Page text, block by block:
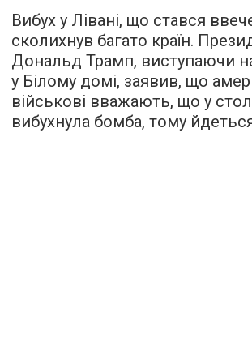
Вибух у Лівані, що стався
сколихнув багато країн.
Дональд Трамп, виступаючи
у Білому домі, заявив, що
військові вважають, що у
вибухнула бомба, тому